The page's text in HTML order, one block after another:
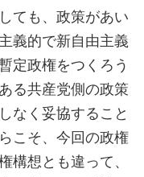
ても、政策があい
義的で新自由主義
定政権をつくろう
る共産党側の政策
なく妥協すること
こそ、今回の政権
構想とも違って、